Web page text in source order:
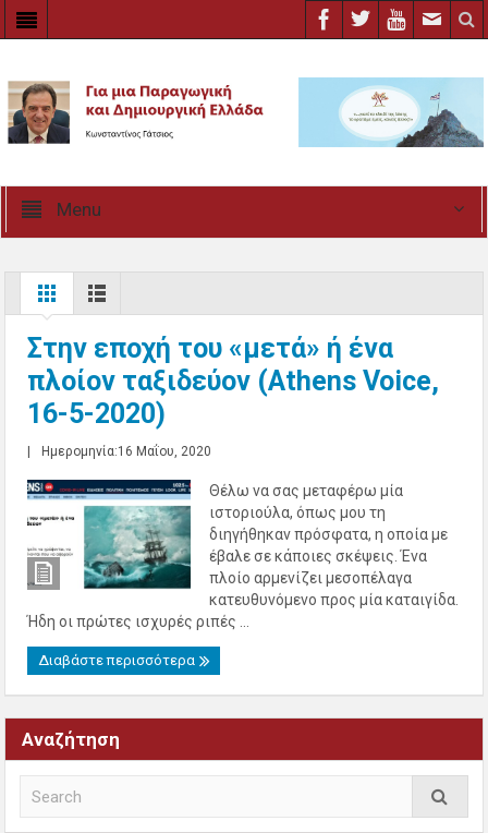
Menu
Στην εποχή του «μετά» ή ένα
πλοίον ταξιδεύον (Athens Voice,
16-5-2020)
Ημερομηνία:16 Μαΐου, 2020
Θέλω να σας μεταφέρω μία
ιστοριούλα, όπως μου τη
διηγήθηκαν πρόσφατα, η οποία με
έβαλε σε κάποιες σκέψεις. Ένα
πλοίο αρμενίζει μεσοπέλαγα
κατευθυνόμενο προς μία καταιγίδα.
Ήδη οι πρώτες ισχυρές ριπές ...
Διαβάστε περισσότερα
Αναζήτηση